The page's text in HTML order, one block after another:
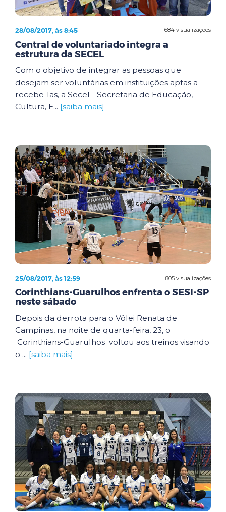
684 visualizações
28/08/2017, às 8:45
Central de voluntariado integra a
estrutura da SECEL
Com o objetivo de integrar as pessoas que
desejam ser voluntárias em instituições aptas a
recebe-las, a Secel - Secretaria de Educação,
Cultura, E... [saiba mais]
805 visualizações
25/08/2017, às 12:59
Corinthians-Guarulhos enfrenta o SESI-SP
neste sábado
Depois da derrota para o Vôlei Renata de
Campinas, na noite de quarta-feira, 23, o
Corinthians-Guarulhos voltou aos treinos visando
o ... [saiba mais]